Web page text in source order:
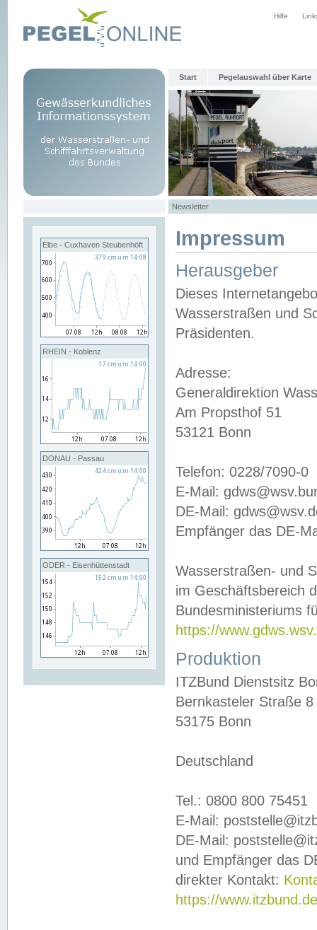
Hilfe
Start Pegelauswahl über Karte
Newsletter
Elbe - Cuxhaven Steubenhöft
RHEIN - Koblenz
DONAU - Passau
ODER - Eisenhüttenstadt
Impressum
Herausgeber
Dieses
Wasserstraßen und
Präsidenten.
Adresse:
Generaldirektion
Am Propsthof 51
53121 Bonn
Telefon: 0228/7090-0
E-Mail:
DE-Mail:
Empfänger das DE-
Wasserstraßen- und
im Geschäftsbereich
Bundesministeriums
https://
Produktion
ITZBund Dienstsitz
Bernkasteler Straße 8
53175 Bonn
Deutschland
Tel.: 0800 800 75451
E-Mail:
DE-Mail:
und Empfänger das
direkter Kontakt:
https://